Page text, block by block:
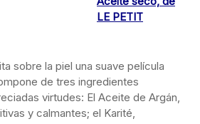
LE PETIT
sobre la piel una suave película
de tres ingredientes
virtudes: El Aceite de Argán,
y calmantes; el Karité,